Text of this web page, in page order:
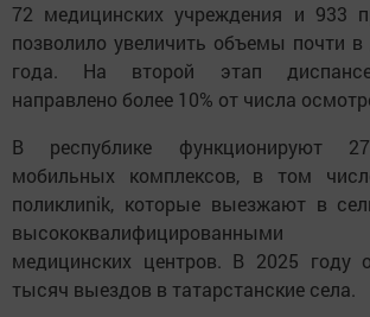
72 медицинских учреждения и 933
позволило увеличить объемы почти
года. На второй этап
направлено более 10% от числа
В республике функционируют
мобильных комплексов, в том
поликлиnik, которые выезжают в
высококвалифицированными
медицинских центров. В 2025 году
тысяч выездов в татарстанские села.